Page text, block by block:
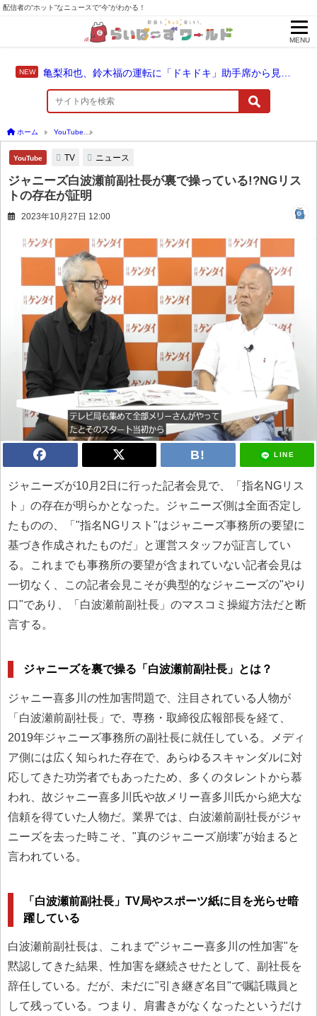
配信者の“ホット”なニュースで“今”がわかる！
MENU
ホーム YouTube
YouTube TV ニュース
ジャニーズ白波瀬前副社長が裏で操っている!?NGリス
トの存在が証明
2023年10月27日 12:00
LINE
ジャニーズが10月2日に行った記者会見で、「指名NGリス
ト」の存在が明らかとなった。ジャニーズ側は全面否定し
たものの、「"指名NGリスト"はジャニーズ事務所の要望に
基づき作成されたものだ」と運営スタッフが証言してい
る。これまでも事務所の要望が含まれていない記者会見は
一切なく、この記者会見こそが典型的なジャニーズの"やり
口"であり、「白波瀬前副社長」のマスコミ操縦方法だと断
言する。
ジャニーズを裏で操る「白波瀬前副社長」とは？
ジャニー喜多川の性加害問題で、注目されている人物が
「白波瀬前副社長」で、専務・取締役広報部長を経て、
2019年ジャニーズ事務所の副社長に就任している。メディ
ア側には広く知られた存在で、あらゆるスキャンダルに対
応してきた功労者でもあったため、多くのタレントから慕
われ、故ジャニー喜多川氏や故メリー喜多川氏から絶大な
信頼を得ていた人物だ。業界では、白波瀬前副社長がジャ
ニーズを去った時こそ、"真のジャニーズ崩壊"が始まると
言われている。
「白波瀬前副社長」TV局やスポーツ紙に目を光らせ暗
躍している
白波瀬前副社長は、これまで"ジャニー喜多川の性加害"を
黙認してきた結果、性加害を継続させたとして、副社長を
辞任している。だが、未だに"引き継ぎ名目"で嘱託職員と
して残っている。つまり、肩書きがなくなったというだけ